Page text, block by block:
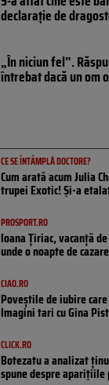
declarație de
„În niciun fel”.
întrebat dacă un om
CE SE ÎNTÂMPLĂ DOCTORE?
Cum arată acum Julia
trupei Exotic! Și-a
PROSPORT.RO
Ioana Țiriac, vacanță
unde o noapte de
CIAO.RO
Poveştile de iubire
Imagini tari cu Gina
CLICK.RO
Botezatu a analizat
spune despre